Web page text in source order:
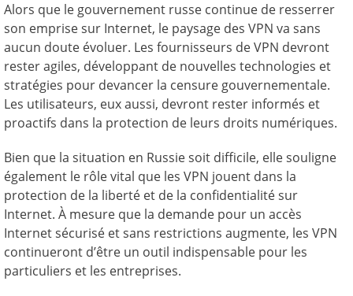
Alors que le gouvernement russe continue de resserrer
son emprise sur Internet, le paysage des VPN va sans
aucun doute évoluer. Les fournisseurs de VPN devront
rester agiles, développant de nouvelles technologies et
stratégies pour devancer la censure gouvernementale.
Les utilisateurs, eux aussi, devront rester informés et
proactifs dans la protection de leurs droits numériques.
Bien que la situation en Russie soit difficile, elle souligne
également le rôle vital que les VPN jouent dans la
protection de la liberté et de la confidentialité sur
Internet. À mesure que la demande pour un accès
Internet sécurisé et sans restrictions augmente, les VPN
continueront d’être un outil indispensable pour les
particuliers et les entreprises.